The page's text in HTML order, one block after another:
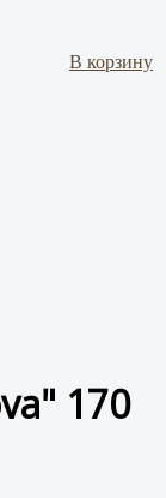
В корзину
170